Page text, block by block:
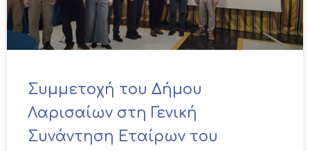
Συμμετοχή του Δήμου
Λαρισαίων στη Γενική
Συνάντηση Εταίρων του